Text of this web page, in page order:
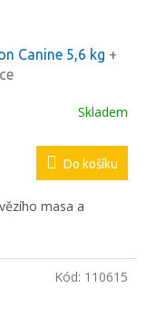
Canine 5,6 kg +
Skladem
Do košíku
masa a
Kód: 110615